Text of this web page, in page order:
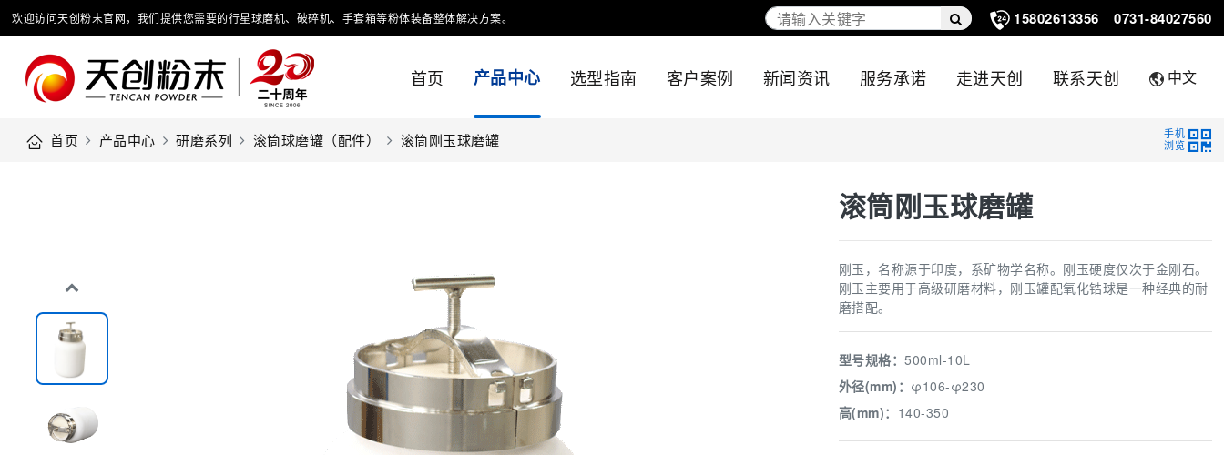
欢迎访问天创粉末官网，我们提供您需要的行星球磨机、破碎机、手套箱等粉体装备整体解决方案。 15802613356 0731-84027560
首页 产品中心 选型指南 客户案例 新闻资讯 服务承诺 走进天创 联系天创 中文
手机
浏览
首页 产品中心 研磨系列 滚筒球磨罐（配件） 滚筒刚玉球磨罐
滚筒刚玉球磨罐
刚玉，名称源于印度，系矿物学名称。刚玉硬度仅次于金刚石。
刚玉主要用于高级研磨材料，刚玉罐配氧化锆球是一种经典的耐
磨搭配。
型号规格：500ml-10L
外径(mm)： φ106-φ230
高(mm)： 140-350